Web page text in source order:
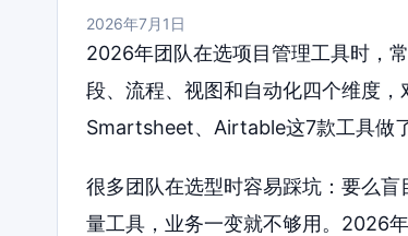
2026年7月1日
2026年团队在选项目管理工具时，
段、流程、视图和自动化四个维度
Smartsheet、Airtable这7款工具做
很多团队在选型时容易踩坑：要么
量工具，业务一变就不够用。2026